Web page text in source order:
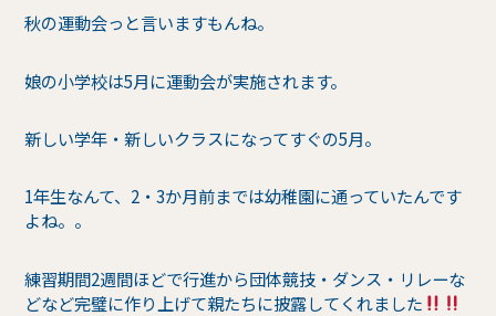
秋の運動会っと言いますもんね。
娘の小学校は5月に運動会が実施されます。
新しい学年・新しいクラスになってすぐの5月。
1年生なんて、2・3か月前までは幼稚園に通っていたんです
よね。。
練習期間2週間ほどで行進から団体競技・ダンス・リレーな
どなど完璧に作り上げて親たちに披露してくれました